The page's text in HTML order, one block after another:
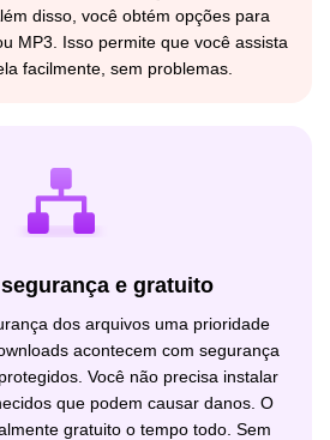
disso, você obtém opções para
MP3. Isso permite que você assista
facilmente, sem problemas.
segurança e gratuito
dos arquivos uma prioridade
acontecem com segurança
Você não precisa instalar
que podem causar danos. O
gratuito o tempo todo. Sem